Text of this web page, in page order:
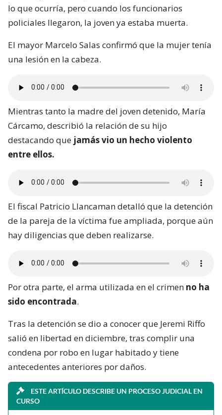
lo que ocurría, pero cuando los funcionarios
policiales llegaron, la joven ya estaba muerta.
El mayor Marcelo Salas confirmó que la mujer tenía
una lesión en la cabeza.
Mientras tanto la madre del joven detenido, María
Cárcamo, describió la relación de su hijo
destacando que jamás vio un hecho violento
entre ellos.
El fiscal Patricio Llancaman detalló que la detención
de la pareja de la víctima fue ampliada, porque aún
hay diligencias que deben realizarse.
Por otra parte, el arma utilizada en el crimen no ha
sido encontrada.
Tras la detención se dio a conocer que Jeremi Riffo
salió en libertad en diciembre, tras complir una
condena por robo en lugar habitado y tiene
antecedentes anteriores por daños.
ESTE ARTÍCULO DESCRIBE UN PROCESO JUDICIAL EN
CURSO